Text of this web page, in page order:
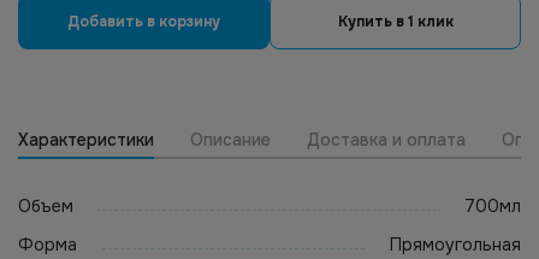
Добавить в корзину Купить в 1 клик
Характеристики Описание Доставка и оплата
Объем
700мл
Форма
Прямоугольная